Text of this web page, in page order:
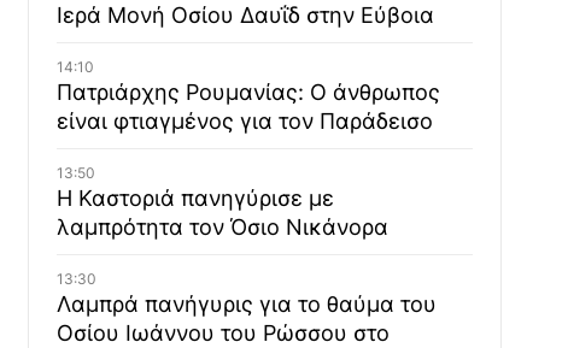
Ιερά Μονή Οσίου Δαυΐδ στην Εύβοια
14:10
Πατριάρχης Ρουμανίας: Ο άνθρωπος
είναι φτιαγμένος για τον Παράδεισο
13:50
Η Καστοριά πανηγύρισε με
λαμπρότητα τον Όσιο Νικάνορα
13:30
Λαμπρά πανήγυρις για το θαύμα του
Οσίου Ιωάννου του Ρώσσου στο